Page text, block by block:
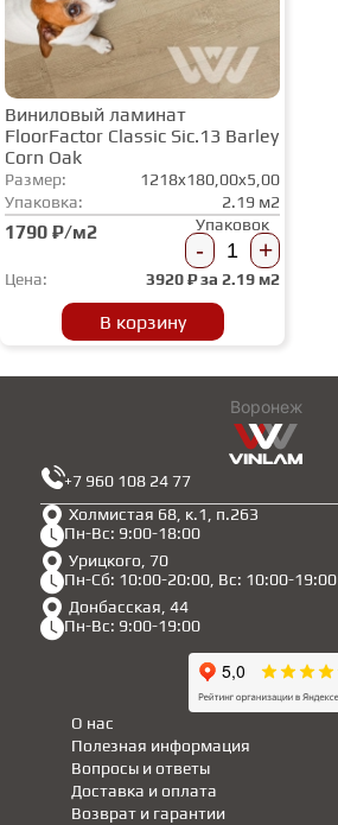
Виниловый ламинат
FloorFactor Classic Sic.13 Barley
Corn Oak
Размер:
1218x180,00x5,00
Упаковка:
2.19 м2
1790 ₽/м2 Упаковок
- +
Цена: 3920₽ за 2.19 м2
В корзину
Воронеж
Холмистая 68, к.1, п.263
Пн-Вс: 9:00-18:00
Урицкого, 70
Пн-Сб: 10:00-20:00, Вс: 10:00-19:00
Донбасская, 44
Пн-Вс: 9:00-19:00
+7 960 108 24 77
Полезная информация
Вопросы и ответы
Доставка и оплата
Возврат и гарантии
О нас